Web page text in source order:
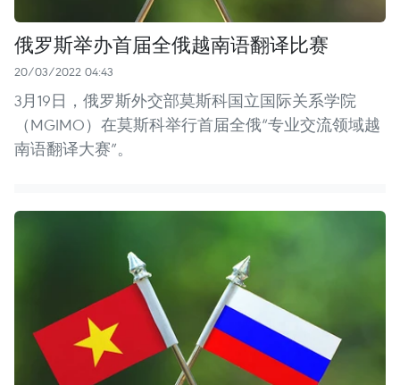
俄罗斯举办首届全俄越南语翻译比赛
20/03/2022 04:43
3月19日，俄罗斯外交部莫斯科国立国际关系学院
（MGIMO）在莫斯科举行首届全俄“专业交流领域越
南语翻译大赛”。